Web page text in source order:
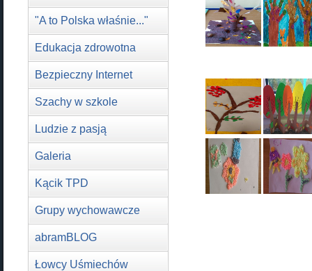
"A to Polska właśnie..."
Edukacja zdrowotna
Bezpieczny Internet
Szachy w szkole
Ludzie z pasją
Galeria
Kącik TPD
Grupy wychowawcze
abramBLOG
Łowcy Uśmiechów